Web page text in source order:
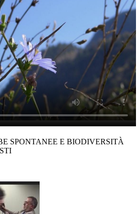
SPONTANEE E BIODIVERSITÀ